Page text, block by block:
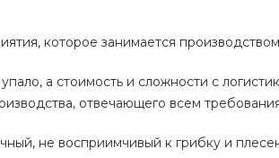
которое занимается
а стоимость и сложности с
отвечающего всем
не восприимчивый к грибку и